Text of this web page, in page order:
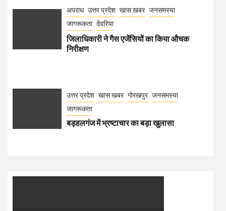
अपराध उत्तर प्रदेश खास खबर जनसमस्या
जागरूकता देवरिया
जिलाधिकारी ने गैस एजेंसियों का किया औचक
निरीक्षण
उत्तर प्रदेश खास खबर गोरखपुर जनसमस्या
जागरूकता
बड़हलगंज में भ्रष्टाचार का बड़ा खुलासा